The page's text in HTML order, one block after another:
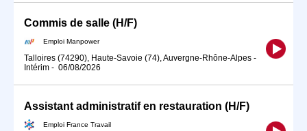
Commis de salle (H/F)
Emploi Manpower
Talloires (74290), Haute-Savoie (74), Auvergne-Rhône-Alpes -
Intérim - 06/08/2026
Assistant administratif en restauration (H/F)
Emploi France Travail